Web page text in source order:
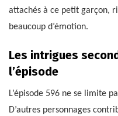
attachés à ce petit garçon,
beaucoup d’émotion.
Les intrigues
l’épisode
L’épisode 596 ne se limite
D’autres personnages